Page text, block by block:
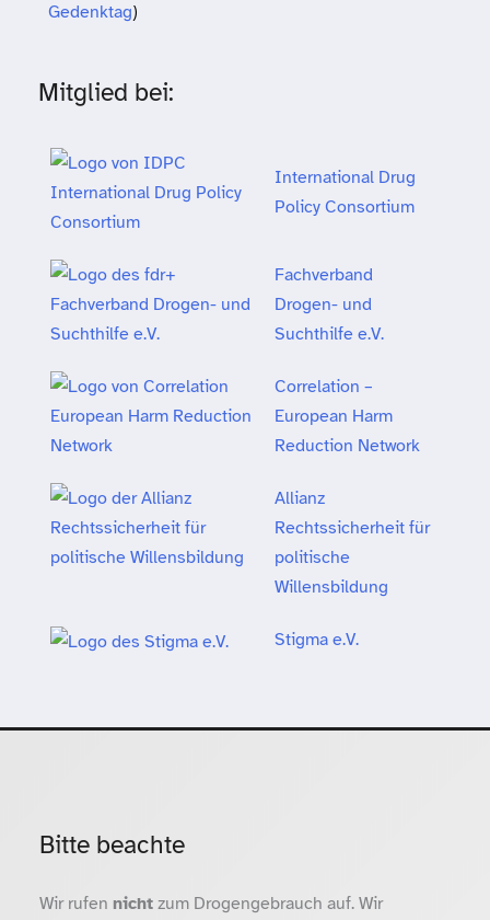
Gedenktag)
Mitglied bei:
International Drug
Policy Consortium
Fachverband
Drogen- und
Suchthilfe e.V.
Correlation –
European Harm
Reduction Network
Allianz
Rechtssicherheit für
politische
Willensbildung
Stigma e.V.
Bitte beachte
Wir rufen nichtzum Drogengebrauch auf. Wir